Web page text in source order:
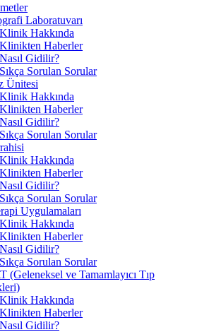
Laboratuvarı
Klinik Hakkında
Klinikten Haberler
Nasıl Gidilir?
Sıkça Sorulan Sorular
Ünitesi
Klinik Hakkında
Klinikten Haberler
Nasıl Gidilir?
Sıkça Sorulan Sorular
Klinik Hakkında
Klinikten Haberler
Nasıl Gidilir?
Sıkça Sorulan Sorular
Uygulamaları
Klinik Hakkında
Klinikten Haberler
Nasıl Gidilir?
Sıkça Sorulan Sorular
(Geleneksel ve Tamamlayıcı Tıp
Klinik Hakkında
Klinikten Haberler
Nasıl Gidilir?